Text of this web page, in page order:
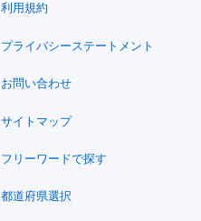
利用規約
プライバシーステートメント
お問い合わせ
サイトマップ
フリーワードで探す
都道府県選択